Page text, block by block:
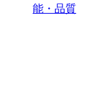
能・品質